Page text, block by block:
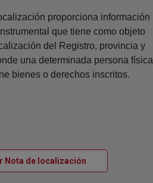
proporciona información
que tiene como objeto
del Registro, provincia y
una determinada persona física
bienes o derechos inscritos.
Nota de localizaciónVentana nueva